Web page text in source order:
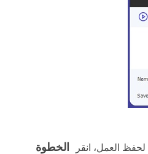
الخطوة
العمل، انقر